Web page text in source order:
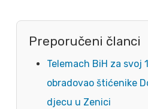
Preporučeni članci
Telemach BiH za svoj
obradovao štićenike
djecu u Zenici